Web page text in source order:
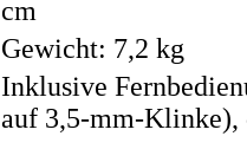
cm
Gewicht: 7,2 kg
Inklusive
auf 3,5-mm-Klinke),